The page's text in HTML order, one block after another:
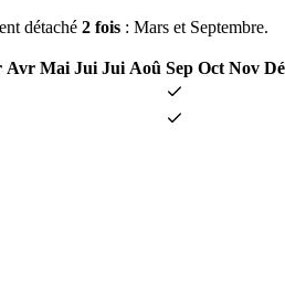
détaché 2 fois : Mars et Septembre.
Avr Mai Jui Jui Aoû Sep Oct Nov